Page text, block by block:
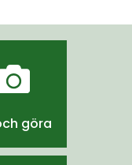
göra